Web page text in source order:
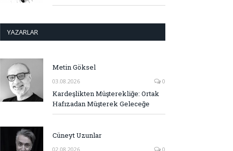
YAZARLAR
Metin Göksel
03.08.2026 0
Kardeşlikten Müşterekliğe: Ortak
Hafızadan Müşterek Geleceğe
Cüneyt Uzunlar
02.08.2026 0